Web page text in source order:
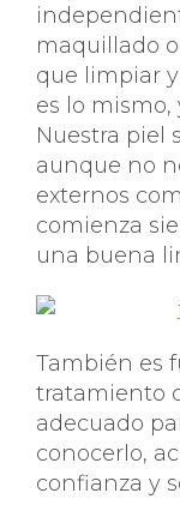
maquillado
que limpiar
es lo
Nuestra piel
aunque no
externos
comienza
una buena
También es
tratamiento
adecuado
conocerlo,
confianza y